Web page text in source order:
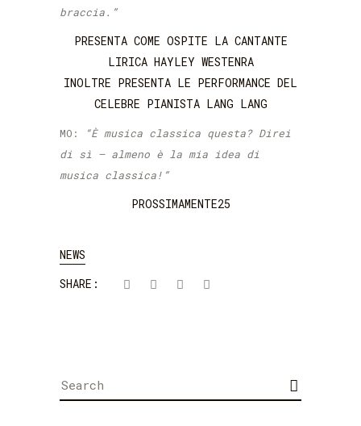
braccia.”
PRESENTA COME OSPITE LA CANTANTE
LIRICA HAYLEY WESTENRA
INOLTRE PRESENTA LE PERFORMANCE DEL
CELEBRE PIANISTA LANG LANG
MO:
“È musica classica questa? Direi
di sì – almeno è la mia idea di
musica classica!”
PROSSIMAMENTE25
NEWS
SHARE:
Search
for: